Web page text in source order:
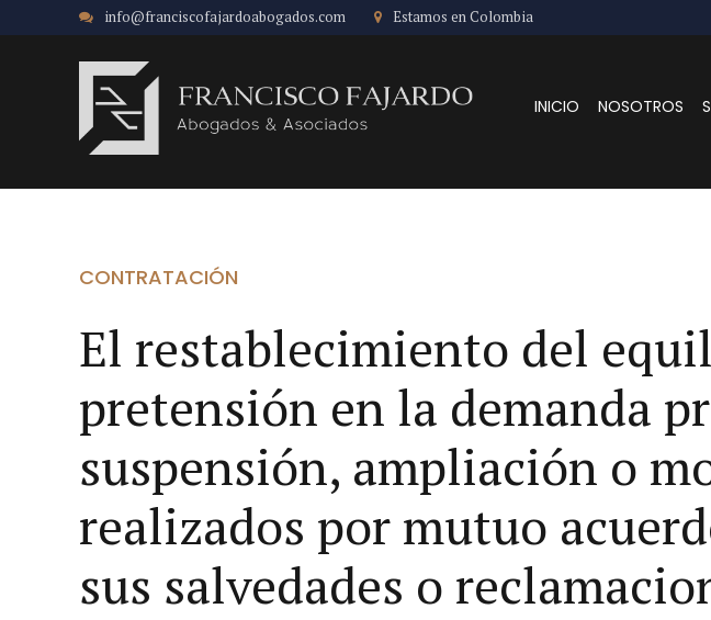
info@franciscofajardoabogados.com Estamos en Colombia
INICIO NOSOTROS
CONTRATACIÓN
El restablecimiento del
pretensión en la demanda
suspensión, ampliación o
realizados por mutuo
sus salvedades o